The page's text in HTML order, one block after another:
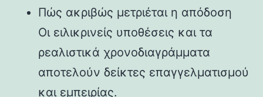
Πώς ακριβώς μετριέται η απόδοση
Οι ειλικρινείς υποθέσεις και τα
ρεαλιστικά χρονοδιαγράμματα
αποτελούν δείκτες επαγγελματισμού
και εμπειρίας.